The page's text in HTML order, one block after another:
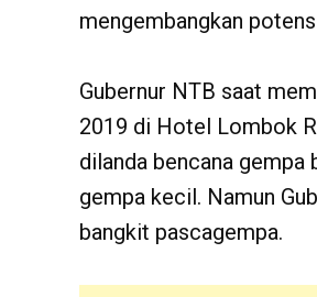
mengembangkan
Gubernur NTB saat
2019 di Hotel Lombok
dilanda bencana gempa
gempa kecil. Namun
bangkit pascagempa.